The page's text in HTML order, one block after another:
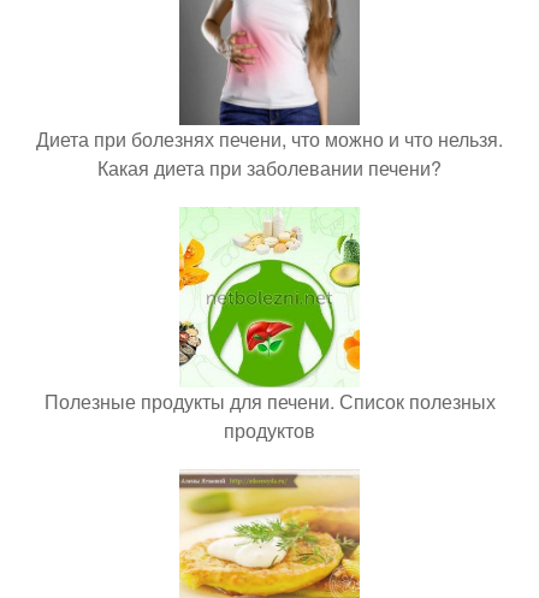
Диета при болезнях печени, что можно и что нельзя.
Какая диета при заболевании печени?
Полезные продукты для печени. Список полезных
продуктов